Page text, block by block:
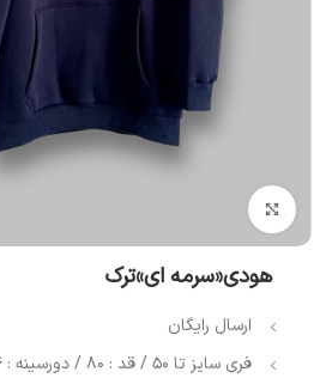
هودی«سرمه ای»ترک
ارسال رایگان
فری سایز تا ۵۰ / قد : ۸۰ / دورسینه : ۱۲۴